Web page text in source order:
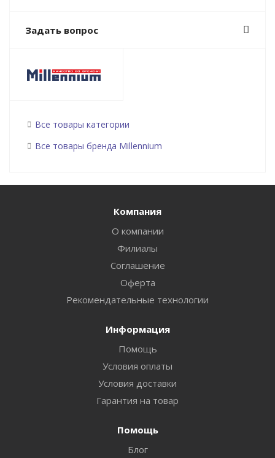
Задать вопрос
Все товары категории
Все товары бренда Millennium
Компания
О компании
Филиалы
Соглашение
Оферта
Рекомендательные технологии
Информация
Помощь
Условия оплаты
Условия доставки
Гарантия на товар
Помощь
Блог